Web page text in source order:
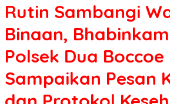
Rutin Sambangi
Binaan,
Polsek Dua Boccoe
Sampaikan Pesan